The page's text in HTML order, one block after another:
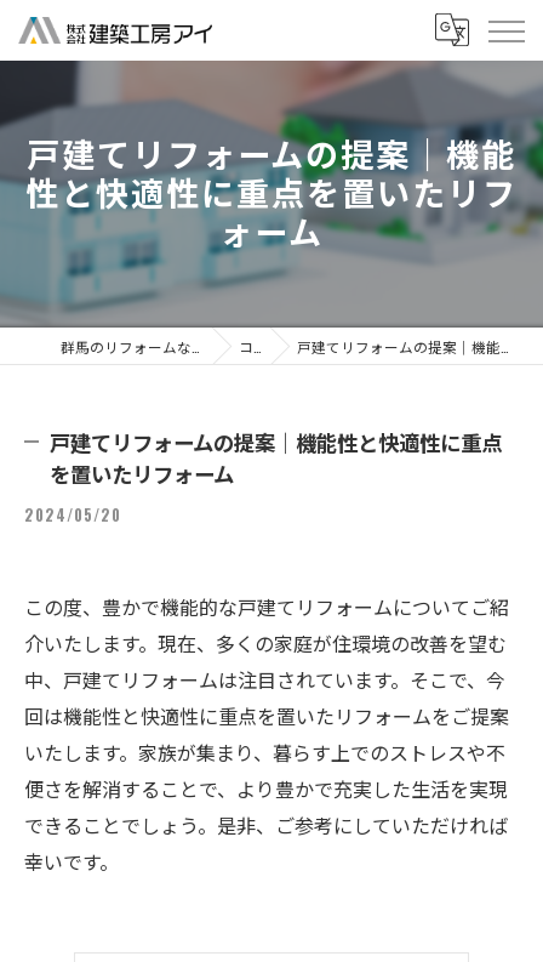
戸建てリフォームの提案｜機能
性と快適性に重点を置いたリフ
ォーム
コラム 戸建てリフォームの提案｜機能性と快適性に重点を置いたリフォーム
戸建てリフォームの提案｜機能性と快適性に重点
を置いたリフォーム
2024/05/20
この度、豊かで機能的な戸建てリフォームについてご紹
介いたします。現在、多くの家庭が住環境の改善を望む
中、戸建てリフォームは注目されています。そこで、今
回は機能性と快適性に重点を置いたリフォームをご提案
いたします。家族が集まり、暮らす上でのストレスや不
便さを解消することで、より豊かで充実した生活を実現
できることでしょう。是非、ご参考にしていただければ
幸いです。